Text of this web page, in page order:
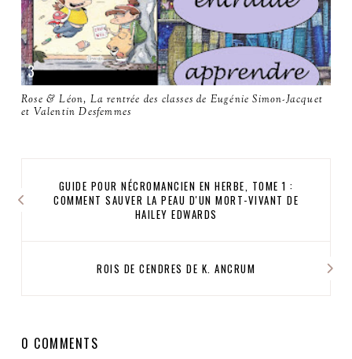
Rose & Léon, La rentrée des classes de Eugénie Simon-Jacquet
et Valentin Desfemmes
GUIDE POUR NÉCROMANCIEN EN HERBE, TOME 1 :
COMMENT SAUVER LA PEAU D'UN MORT-VIVANT DE
HAILEY EDWARDS
ROIS DE CENDRES DE K. ANCRUM
0 COMMENTS